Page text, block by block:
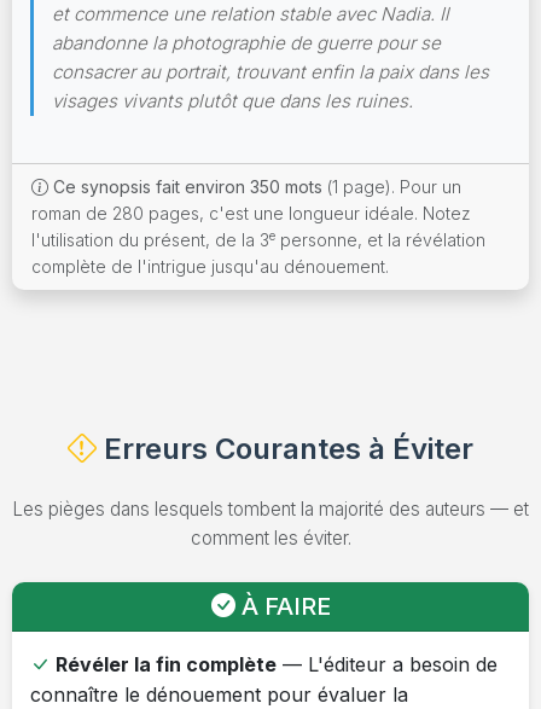
et commence une relation stable avec Nadia. Il
abandonne la photographie de guerre pour se
consacrer au portrait, trouvant enfin la paix dans les
visages vivants plutôt que dans les ruines.
Ce synopsis fait environ 350 mots (1 page). Pour un
roman de 280 pages, c'est une longueur idéale. Notez
l'utilisation du présent, de la 3e personne, et la révélation
complète de l'intrigue jusqu'au dénouement.
Erreurs Courantes à Éviter
Les pièges dans lesquels tombent la majorité des auteurs — et
comment les éviter.
À FAIRE
Révéler la fin complète — L'éditeur a besoin de
connaître le dénouement pour évaluer la